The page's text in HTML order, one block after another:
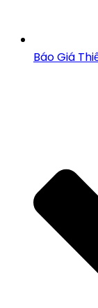
Báo Giá